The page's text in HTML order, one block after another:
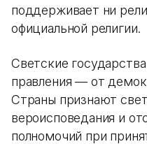
поддерживает ни
официальной религии.
Светские
правления — от
Страны признают
вероисповедания и
полномочий при